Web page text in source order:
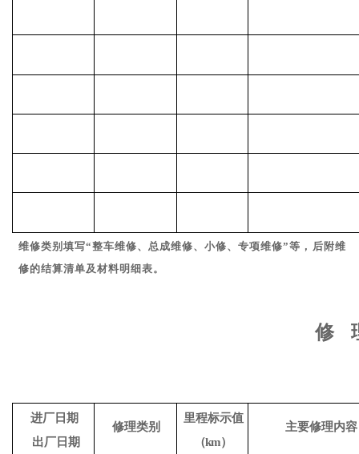
维修类别填写“整车维修、总成维修、小修、专项维修”等， 后附维
修的结算清单及材料明细表。
修
进厂日期
出厂日期
修理类别
里程标示值
（km）
主要修理内容